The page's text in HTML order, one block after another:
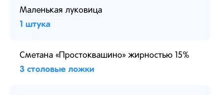
Маленькая луковица
1 штука
Сметана «Простоквашино» жирностью 15%
3 столовые ложки